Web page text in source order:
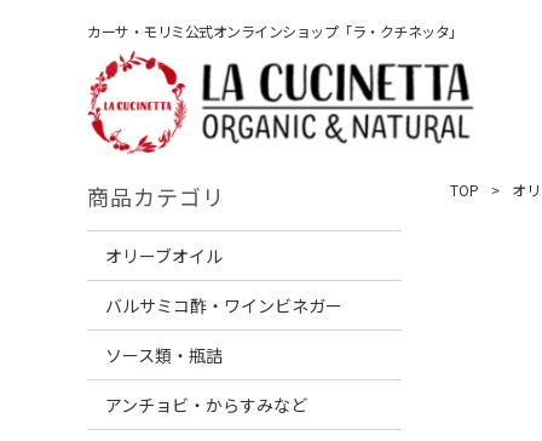
カーサ・モリミ公式オンラインショップ「ラ・クチネッタ」
TOP オ
商品カテゴリ
オリーブオイル
バルサミコ酢・ワインビネガー
ソース類・瓶詰
アンチョビ・からすみなど